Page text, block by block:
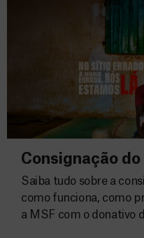
Consignação do
Saiba tudo sobre a
como funciona, como
a MSF com o donativo